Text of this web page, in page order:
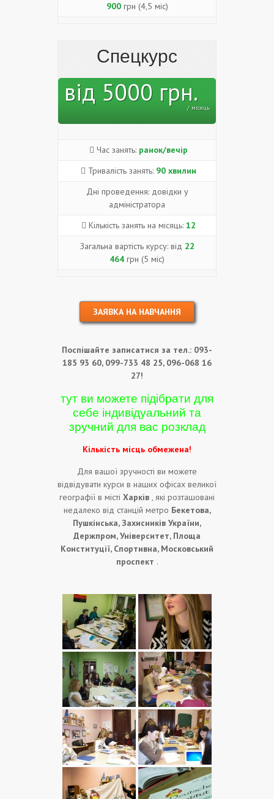
900грн (4,5 міс)
Спецкурс
від 5000 грн.
/ місяць
Час занять: ранок/вечір
Тривалість занять: 90 хвилин
Дні проведення: довідки у
адміністратора
Кількість занять на місяць:12
Загальна вартість курсу: від 22
464 грн (5 міс)
ЗАЯВКА НА НАВЧАННЯ
Поспішайте записатися за тел.: 093-
185 93 60, 099-733 48 25, 096-068 16
27!
тут ви можете підібрати для
себе індивідуальний та
зручний для вас розклад
Кількість місць обмежена!
Для вашої зручності ви можете
відвідувати курси в наших офісах великої
географії в місті Харків , які розташовані
недалеко від станцій метро Бекетова,
Пушкінська, Захисників України,
Держпром, Університет, Площа
Конституції, Спортивна, Московський
проспект .